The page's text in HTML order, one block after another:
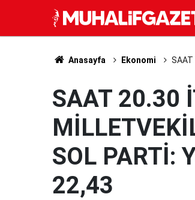
Anasayfa Ekonomi SAAT
SAAT 20.30
SOL PARTİ:
22,43